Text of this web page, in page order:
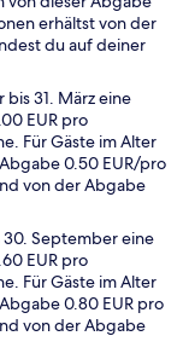
erhältst von der
du auf deiner
31. März eine
EUR pro
Für Gäste im Alter
0.50 EUR/pro
von der Abgabe
30. September eine
EUR pro
Für Gäste im Alter
0.80 EUR pro
von der Abgabe